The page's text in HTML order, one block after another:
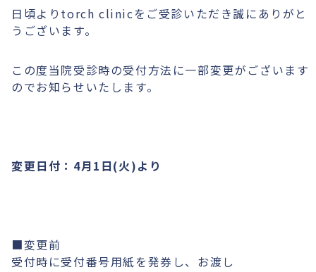
日頃よりtorch clinicをご受診いただき誠にありがと
うございます。
この度当院受診時の受付方法に一部変更がございます
のでお知らせいたします。
変更日付：4月1日(火)より
■変更前
受付時に受付番号用紙を発券し、お渡し